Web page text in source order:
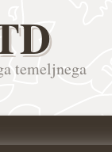
temeljnega